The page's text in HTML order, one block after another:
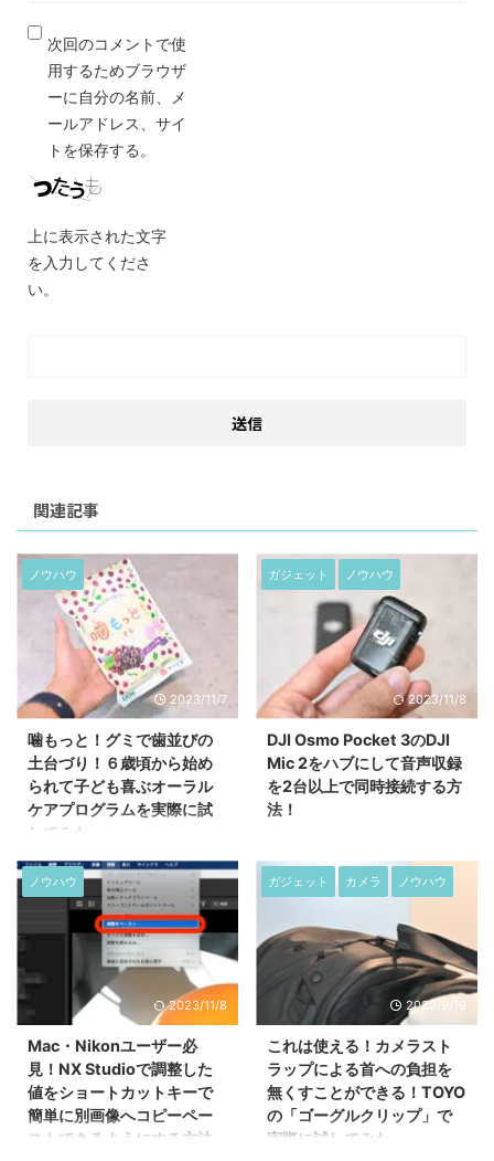
次回のコメントで使
用するためブラウザ
ーに自分の名前、メ
ールアドレス、サイ
トを保存する。
上に表示された文字
を入力してくださ
い。
関連記事
ノウハウ
2023/11/7
噛もっと！グミで歯並びの
土台づり！６歳頃から始め
られて子ども喜ぶオーラル
ケアプログラムを実際に試
してみた
人は生涯の内、一度だけ歯が生え
替わる時期があります。６歳から
１２歳の小学校に通うお子さまを
持つ親子さんであれば、ちょうど
乳歯が抜け落ちて永久歯が生え変
わるお子さんを見て、成長してい
ることを実感する一方で、歯並び
についても気にかけている親御さ
んも多いのではないでしょうか。
LIONはそんな歯が生え変わる時
期のお子さま向けに「おくち育」
の一貫としてオーラルケアプログ
ラム「噛もっと！グミ」を発売。
ガジェット ノウハウ
2023/11/8
DJI Osmo Pocket 3のDJI
Mic 2をハブにして音声収録
を2台以上で同時接続する方
法！
レビュー動画や記事などがアップ
されており、私も開封レビューと
して記事にしています。 そんな
中、仕様書にない使用方法とし
て、クリエイターコンボに付属す
るDJI Mic 2にDJI Micのレシーバ
ーを接続すれば、DJI Micを使っ
て同時に2台以上の音声を収録で
きるのではないか？っと思い、実
際に試してみました。 結論、タ
イトルにある通り、DJI Osmo
Pocket 3のDJI Mic 2をハブにし
て音声収録を2台以上で同時接続
ノウハウ
2023/11/8
Mac・Nikonユーザー必
見！NX Studioで調整した
値をショートカットキーで
簡単に別画像へコピーペー
ストできるようにする方法
ガジェット カメラ ノウハウ
2023/9/19
これは使える！カメラスト
ラップによる首への負担を
無くすことができる！TOYO
の「ゴーグルクリップ」で
実際に試してみた